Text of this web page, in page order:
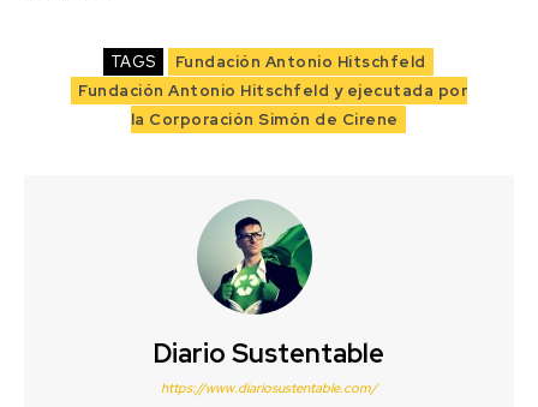
TAGS
Fundación Antonio Hitschfeld
Fundación Antonio Hitschfeld y ejecutada por
la Corporación Simón de Cirene
Diario Sustentable
https://www.diariosustentable.com/